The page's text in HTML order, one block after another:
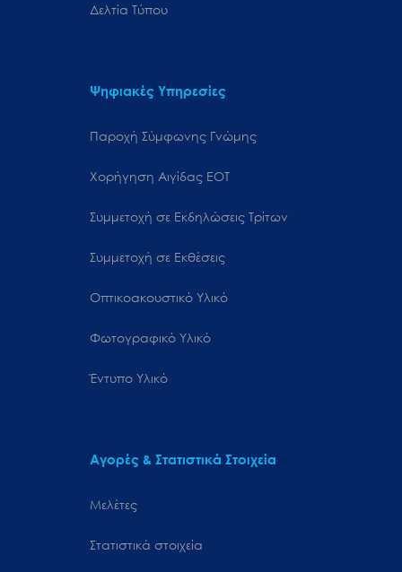
Δελτία Τύπου
Ψηφιακές Υπηρεσίες
Παροχή Σύμφωνης Γνώμης
Χορήγηση Αιγίδας ΕΟΤ
Συμμετοχή σε Εκδηλώσεις Τρίτων
Συμμετοχή σε Εκθέσεις
Οπτικοακουστικό Υλικό
Φωτογραφικό Υλικό
Έντυπο Υλικό
Αγορές & Στατιστικά Στοιχεία
Μελέτες
Στατιστικά στοιχεία